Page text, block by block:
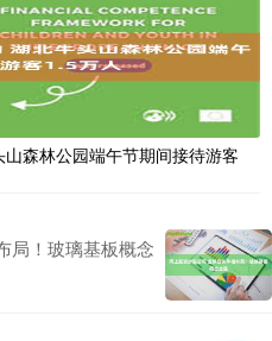
森林公园端午节期间接待游客
局！玻璃基板概念